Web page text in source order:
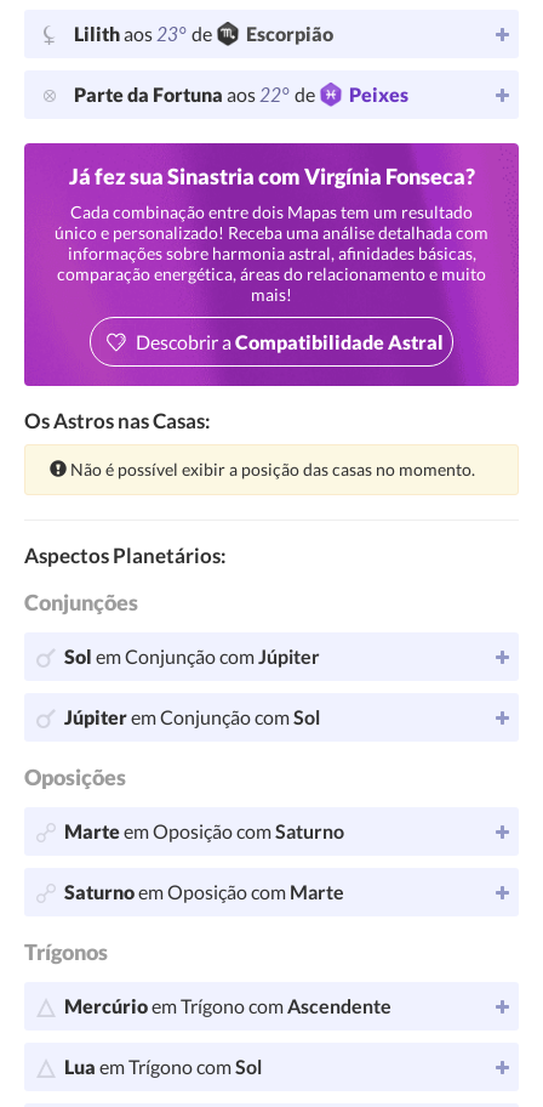
Lilithaos23° de Escorpião
Parte da Fortuna aos22° de Peixes
Já fez sua Sinastria com Virgínia Fonseca?
Cada combinação entre dois Mapas tem um resultado
único e personalizado! Receba uma análise detalhada com
informações sobre harmonia astral, afinidades básicas,
comparação energética, áreas do relacionamento e muito
mais!
Descobrir aCompatibilidade Astral
Os Astros nas Casas:
Atenção:
Não é possível exibir a posição das casas no momento.
Aspectos Planetários:
Conjunções
Sol em Conjunção comJúpiter
Júpiterem Conjunção comSol
Oposições
Marteem Oposição comSaturno
Saturnoem Oposição com Marte
Trígonos
Mercúrioem Trígono comAscendente
Lua em Trígono comSol